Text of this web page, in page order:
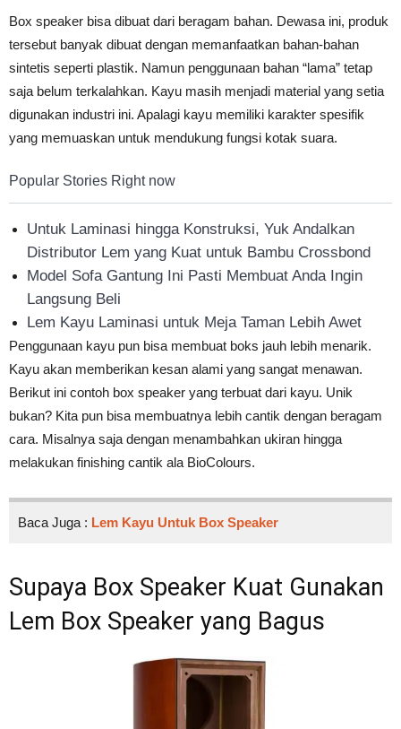
Box speaker bisa dibuat dari beragam bahan. Dewasa ini, produk
tersebut banyak dibuat dengan memanfaatkan bahan-bahan
sintetis seperti plastik. Namun penggunaan bahan “lama” tetap
saja belum terkalahkan. Kayu masih menjadi material yang setia
digunakan industri ini. Apalagi kayu memiliki karakter spesifik
yang memuaskan untuk mendukung fungsi kotak suara.
Popular Stories Right now
Untuk Laminasi hingga Konstruksi, Yuk Andalkan
Distributor Lem yang Kuat untuk Bambu Crossbond
Model Sofa Gantung Ini Pasti Membuat Anda Ingin
Langsung Beli
Lem Kayu Laminasi untuk Meja Taman Lebih Awet
Penggunaan kayu pun bisa membuat boks jauh lebih menarik.
Kayu akan memberikan kesan alami yang sangat menawan.
Berikut ini contoh box speaker yang terbuat dari kayu. Unik
bukan? Kita pun bisa membuatnya lebih cantik dengan beragam
cara. Misalnya saja dengan menambahkan ukiran hingga
melakukan finishing cantik ala BioColours.
Baca Juga : Lem Kayu Untuk Box Speaker
Supaya Box Speaker Kuat Gunakan
Lem Box Speaker yang Bagus